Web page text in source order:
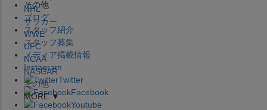
その他
ブログ
スタッフ紹介
スタッフ募集
メディア掲載情報
Instagram
Twitter
Facebook
Youtube
NHL
サッカー
WWE
UFC
NCAA
NASCAR
その他
MORE ▼